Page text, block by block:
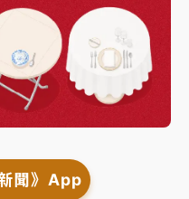
聞》App